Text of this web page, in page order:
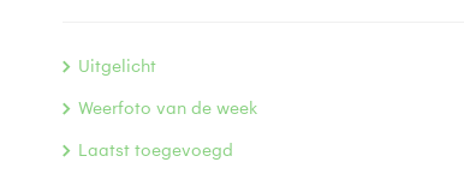
Uitgelicht
Weerfoto van de week
Laatst toegevoegd